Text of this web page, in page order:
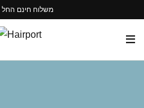
משלוח חינם החל מ-299